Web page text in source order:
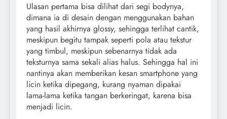
Ulasan pertama bisa dilihat dari segi bodynya,
dimana ia di desain dengan menggunakan bahan
yang hasil akhirnya glossy, sehingga terlihat cantik,
meskipun begitu tampak seperti pola atau tekstur
yang timbul, meskipun sebenarnya tidak ada
teksturnya sama sekali alias halus. Sehingga hal ini
nantinya akan memberikan kesan smartphone yang
licin ketika dipegang, kurang nyaman dipakai
lama-lama ketika tangan berkeringat, karena bisa
menjadi licin.